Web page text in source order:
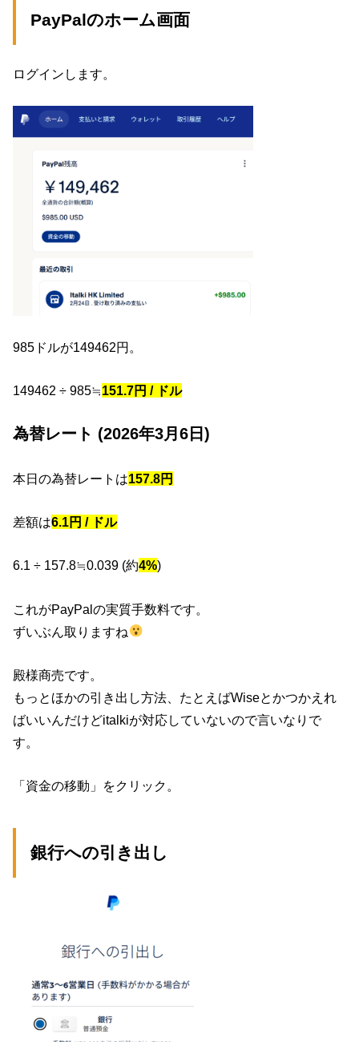
PayPalのホーム画面
ログインします。
985ドルが149462円。
149462 ÷ 985≒151.7円 / ドル
為替レート (2026年3月6日)
本日の為替レートは157.8円
差額は6.1円 / ドル
6.1 ÷ 157.8≒0.039 (約4%)
これがPayPalの実質手数料です。
ずいぶん取りますね
殿様商売です。
もっとほかの引き出し方法、たとえばWiseとかつかえれ
ばいいんだけどitalkiが対応していないので言いなりで
す。
「資金の移動」をクリック。
銀行への引き出し